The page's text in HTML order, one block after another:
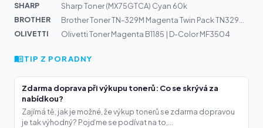
SHARP
Sharp Toner (MX75GTCA) Cyan 60k
BROTHER
OLIVETTI
Olivetti Toner Magenta B1185 | D-Color MF3504
TIP Z PORADNY
Zdarma doprava při výkupu tonerů: Co se skrývá za
nabídkou?
Zajímá tě, jak je možné, že výkup tonerů se zdarma dopravou
je tak výhodný? Pojďme se podívat na to,...